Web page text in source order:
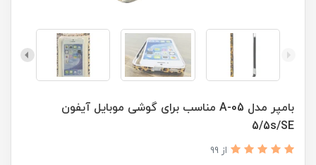
بامپر مدل A-05 مناسب برای گوشی موبایل آیفون
5/5s/SE
از 99